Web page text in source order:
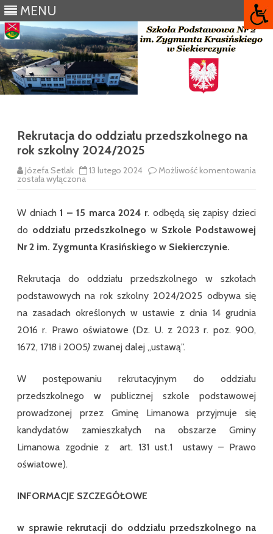
MENU
Rekrutacja do oddziału przedszkolnego na
rok szkolny 2024/2025
Józefa Setlak 13 lutego 2024 Możliwość komentowania
Rekrutacja
na
szkolny
została wyłączona
W dniach1 – 15 marca 2024 r. odbędą się zapisy dzieci
do oddziału przedszkolnego w Szkole Podstawowej
Nr 2 im. Zygmunta Krasińskiego w Siekierczynie.
Rekrutacja do oddziału przedszkolnego w szkołach
podstawowych na rok szkolny 2024/2025 odbywa się
na zasadach określonych w ustawie z dnia 14 grudnia
2016 r. Prawo oświatowe (Dz. U. z 2023 r. poz. 900,
1672, 1718 i 2005) zwanej dalej „ustawą”.
W postępowaniu rekrutacyjnym do oddziału
przedszkolnego w publicznej szkole podstawowej
prowadzonej przez Gminę Limanowa przyjmuje się
kandydatów zamieszkałych na obszarze Gminy
Limanowa zgodnie z art. 131 ust.1 ustawy – Prawo
oświatowe).
INFORMACJE SZCZEGÓŁOWE
w sprawie rekrutacji do oddziału przedszkolnego na